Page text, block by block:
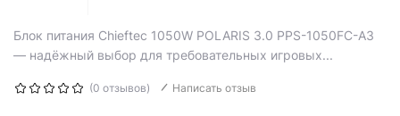
Блок питания Chieftec 1050W POLARIS 3.0 PPS-1050FC-A3
— надёжный выбор для требовательных игровых...
(0 отзывов) Написать отзыв